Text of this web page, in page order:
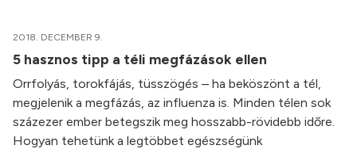
2018. DECEMBER 9.
5 hasznos tipp a téli megfázások ellen
Orrfolyás, torokfájás, tüsszögés – ha beköszönt a tél,
megjelenik a megfázás, az influenza is. Minden télen sok
százezer ember betegszik meg hosszabb-rövidebb időre.
Hogyan tehetünk a legtöbbet egészségünk